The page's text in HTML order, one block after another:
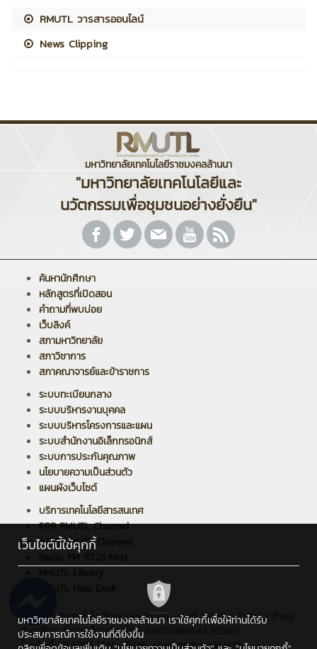
RMUTL วารสารออนไลน์
News Clipping
มหาวิทยาลัยเทคโนโลยีราชมงคลล้านนา
"มหาวิทยาลัยเทคโนโลยีและ
นวัตกรรมเพื่อชุมชนอย่างยั่งยืน"
ค้นหานักศึกษา
หลักสูตรที่เปิดสอน
คำถามที่พบบ่อย
เว็บลิงค์
สภามหาวิทยาลัย
สภาวิชาการ
สภาคณาจารย์และข้าราชการ
ระบบทะเบียนกลาง
ระบบบริหารงานบุคคล
ระบบบริหารโครงการและแผน
ระบบสำนักงานอิเล็กทรอนิกส์
ระบบการประกันคุณภาพ
นโยบายความเป็นส่วนตัว
แผนผังเว็บไซต์
บริการเทคโนโลยีสารสนเทศ
PPR RMUTL Channel
ARIT RMUTL Channel
Radio FM 97.25 MHz
มหาวิทยาลัยเทคโนโลยีราชมงคลล้านนา : เลขที่ 128 ถนนห้วยแก้ว ตำบล
ช้างเผือก อำเภอเมืองเชียงใหม่ จังหวัดเชียงใหม่ 50300
โทรศัพท์ : 0 5392 1444 , อีเมล : saraban@rmutl.ac.th
เว็บไซต์นี้ใช้คุกกี้
มหาวิทยาลัยเทคโนโลยีราชมงคลล้านนา เราใช้คุกกี้เพื่อให้ท่านได้รับ
ประสบการณ์การใช้งานที่ดียิ่งขึ้น